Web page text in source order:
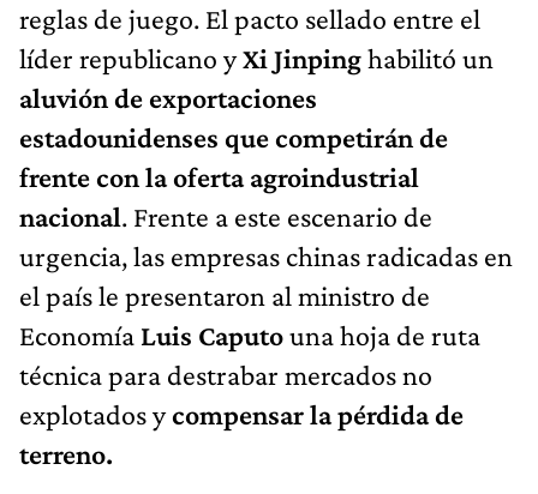
reglas de juego. El pacto sellado entre el
líder republicano yXi Jinpinghabilitó un
aluvión de exportaciones
estadounidenses que competirán de
frente con la oferta agroindustrial
nacional. Frente a este escenario de
urgencia, las empresas chinas radicadas en
el país le presentaron al ministro de
Economía Luis Caputouna hoja de ruta
técnica para destrabar mercados no
explotados ycompensar la pérdida de
terreno.